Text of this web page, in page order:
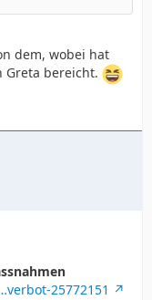
dem, wobei hat
Greta bereicht.
25772151